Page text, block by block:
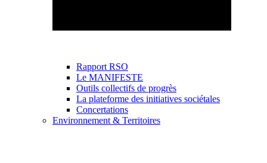
Rapport RSO
Le MANIFESTE
Outils collectifs de progrès
La plateforme des initiatives sociétales
Concertations
Environnement & Territoires